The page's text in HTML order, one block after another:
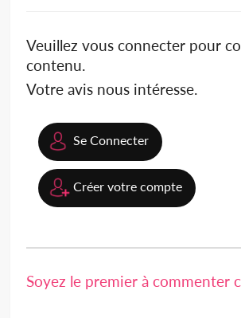
Veuillez vous connecter pour
contenu.
Votre avis nous intéresse.
Se Connecter
Créer votre compte
Soyez le premier à commenter